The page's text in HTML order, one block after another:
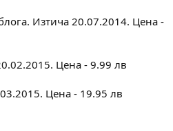
Изтича 20.07.2014. Цена -
Цена - 9.99 лв
Цена - 19.95 лв